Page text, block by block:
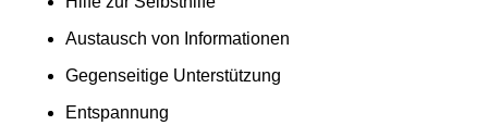
Austausch von Informationen
Gegenseitige Unterstützung
Entspannung